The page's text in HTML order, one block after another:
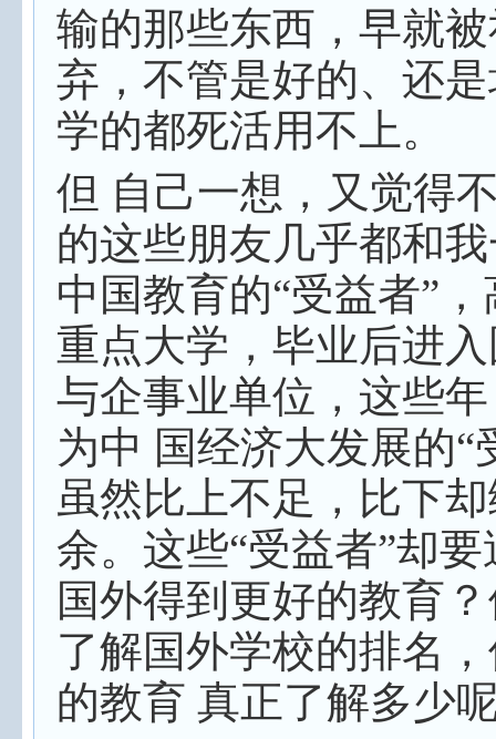
输的那些东西，早就
弃，不管是好的、还
学的都死活用不上。
但 自己一想，又觉得
的这些朋友几乎都和
中国教育的“受益者”
重点大学，毕业后进
与企事业单位，这些
为中 国经济大发展的“
虽然比上不足，比下
余。这些“受益者”却
国外得到更好的教育
了解国外学校的排名
的教育 真正了解多少